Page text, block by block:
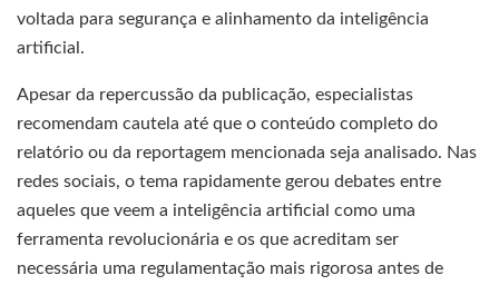
voltada para segurança e alinhamento da inteligência
artificial.
Apesar da repercussão da publicação, especialistas
recomendam cautela até que o conteúdo completo do
relatório ou da reportagem mencionada seja analisado. Nas
redes sociais, o tema rapidamente gerou debates entre
aqueles que veem a inteligência artificial como uma
ferramenta revolucionária e os que acreditam ser
necessária uma regulamentação mais rigorosa antes de